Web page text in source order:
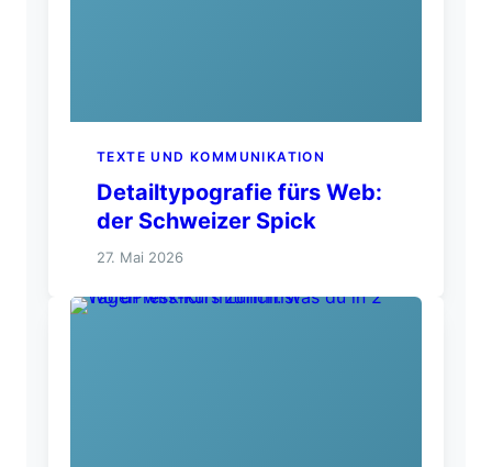
TEXTE UND KOMMUNIKATION
Detailtypografie fürs Web:
der Schweizer Spick
27. Mai 2026